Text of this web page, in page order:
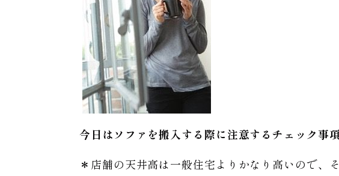
今日はソファを搬入する際に注意するチェック事
＊店舗の天井高は一般住宅よりかなり高いので、